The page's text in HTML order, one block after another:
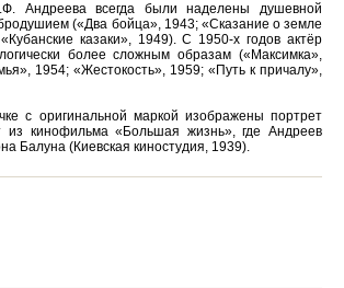
Андреева всегда были наделены душевной
(«Два бойца», 1943; «Сказание о земле
казаки», 1949). С 1950-х годов актёр
более сложным образам («Максимка»,
1954; «Жестокость», 1959; «Путь к причалу»,
с оригинальной маркой изображены портрет
из кинофильма «Большая жизнь», где Андреев
Балуна (Киевская киностудия, 1939).